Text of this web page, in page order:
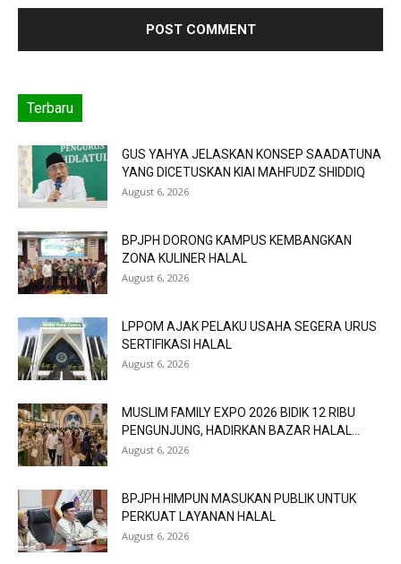
Terbaru
GUS YAHYA JELASKAN KONSEP SAADATUNA
YANG DICETUSKAN KIAI MAHFUDZ SHIDDIQ
August 6, 2026
BPJPH DORONG KAMPUS KEMBANGKAN
ZONA KULINER HALAL
August 6, 2026
LPPOM AJAK PELAKU USAHA SEGERA URUS
SERTIFIKASI HALAL
August 6, 2026
MUSLIM FAMILY EXPO 2026 BIDIK 12 RIBU
PENGUNJUNG, HADIRKAN BAZAR HALAL...
August 6, 2026
BPJPH HIMPUN MASUKAN PUBLIK UNTUK
PERKUAT LAYANAN HALAL
August 6, 2026